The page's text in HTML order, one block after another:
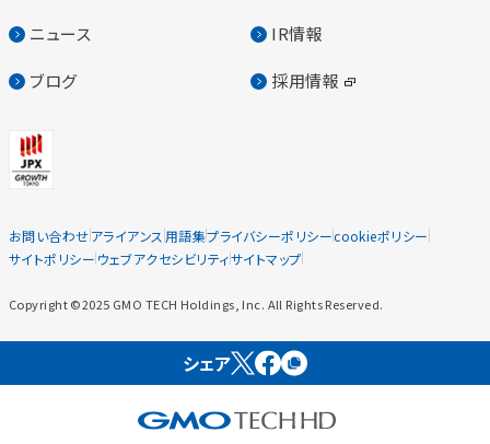
ニュース IR情報
ブログ 採用情報
お問い合わせアライアンス 用語集プライバシーポリシーcookieポリシー
サイトポリシー ウェブアクセシビリティサイトマップ
Copyright ©2025 GMO TECH Holdings, Inc. All Rights Reserved.
シェア